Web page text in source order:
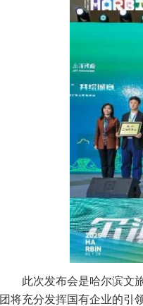
此次发布会是哈尔滨文
团将充分发挥国有企业的引